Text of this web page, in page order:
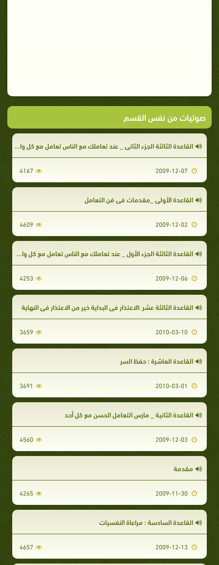
صوتيات من نفس القسم
القاعدة الثالثة الجزء الثاني _ عند تعاملك مع الناس تعامل مع كل واحد بما يصلح له
4167
القاعدة الأولى _مقدمات في فن التعامل
4609
القاعدة الثالثة الجزء الأول _ عند تعاملك مع الناس تعامل مع كل واحد بما يصلح له
4253
القاعدة الثالثة عشر :الاعتذار في البداية خير من الاعتذار في النهاية
3659
القاعدة العاشرة : حفظ السر
3691
القاعدة الثانية _ مارس التعامل الحسن مع كل أحد
4560
مقدمة
4265
القاعدة السادسة : مراعاة النفسيات
4657